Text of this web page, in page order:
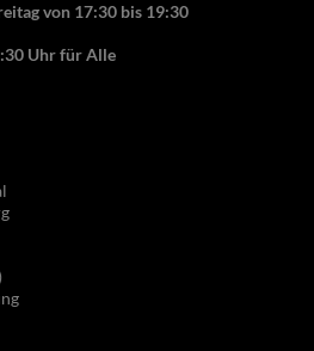
von 17:30 bis 19:30
Uhr für Alle